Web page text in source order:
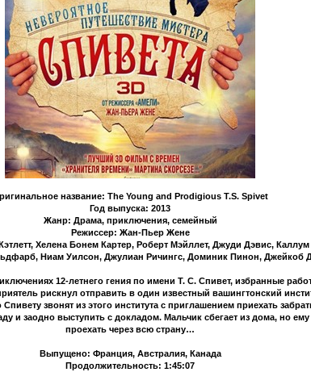
название: The Young and Prodigious T.S. Spivet
Год выпуска: 2013
Жанр: Драма, приключения, семейный
Режиссер: Жан-Пьер Жене
Хелена Бонем Картер, Роберт Мэйллет, Джуди Дэвис, Каллум
Ниам Уилсон, Джулиан Ричингс, Доминик Пинон, Джейкоб
12-летнего гения по имени Т. С. Спивет, избранные
рискнул отправить в один известный вашингтонский
звонят из этого института с приглашением приехать
и заодно выступить с докладом. Мальчик сбегает из дома, но
проехать через всю страну…
Выпущено: Франция, Австралия, Канада
Продолжительность: 1:45:07